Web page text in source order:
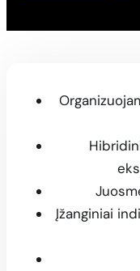
Įžanginiai